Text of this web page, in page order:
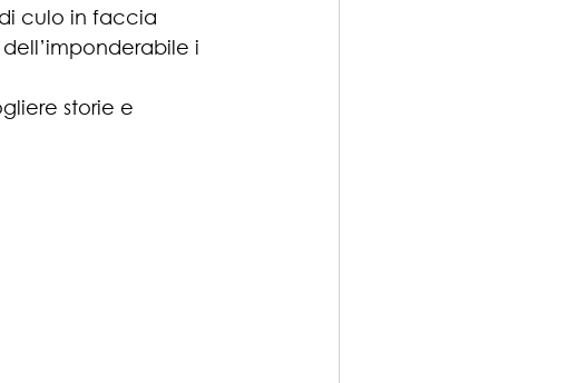
culo in faccia
i
storie e